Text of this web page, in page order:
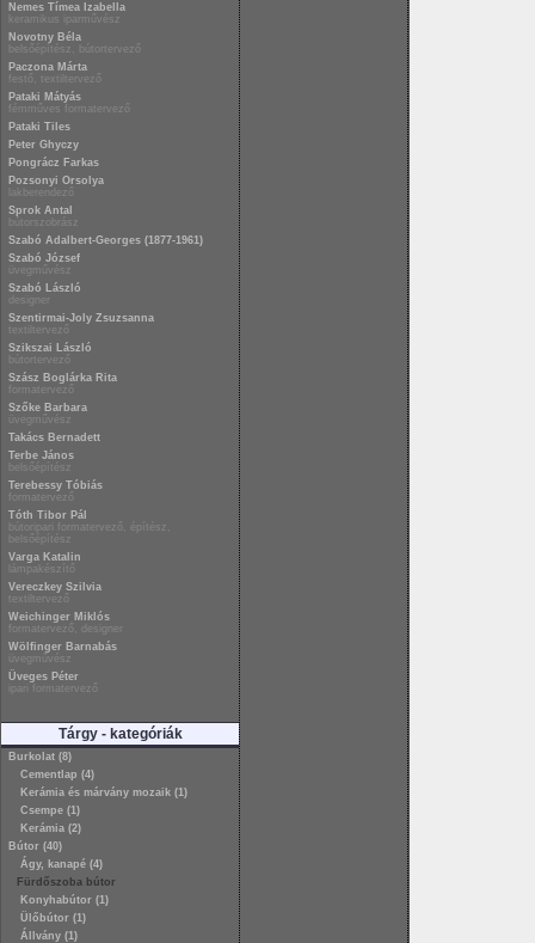
Nemes Tímea Izabella
keramikus iparművész
Novotny Béla
belsőépítész, bútortervező
Paczona Márta
festő, textiltervező
Pataki Mátyás
fémműves formatervező
Pataki Tiles
Peter Ghyczy
Pongrácz Farkas
Pozsonyi Orsolya
lakberendező
Sprok Antal
bútorszobrász
Szabó Adalbert-Georges (1877-1961)
Szabó József
üvegművész
Szabó László
designer
Szentirmai-Joly Zsuzsanna
textiltervező
Szikszai László
bútortervező
Szász Boglárka Rita
formatervező
Szőke Barbara
üvegművész
Takács Bernadett
Terbe János
belsőépítész
Terebessy Tóbiás
formatervező
Tóth Tibor Pál
bútoripari formatervező, építész,
belsőépítész
Varga Katalin
lámpakészítő
Vereczkey Szilvia
textiltervező
Weichinger Miklós
formatervező, designer
Wölfinger Barnabás
üvegművész
Üveges Péter
ipari formatervező
Tárgy - kategóriák
Burkolat (8)
Cementlap (4)
Kerámia és márvány mozaik (1)
Csempe (1)
Kerámia (2)
Bútor (40)
Ágy, kanapé (4)
Fürdőszoba bútor
Konyhabútor (1)
Ülőbútor (1)
Állvány (1)